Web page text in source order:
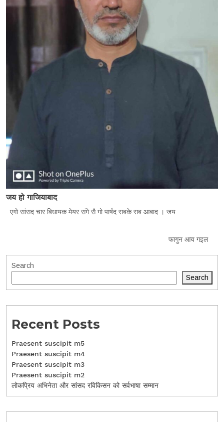
जय हो गाजियाबाद
एगो सांसद चार बिधायक मेयर संगे सै गो पार्षद सबके सब आबाद । जय
फागुन आय गइल
Search
Search
Recent Posts
Praesent suscipit m5
Praesent suscipit m4
Praesent suscipit m3
Praesent suscipit m2
लोकप्रिय अभिनेता और सांसद रविकिसन को सर्वभाषा सम्मान